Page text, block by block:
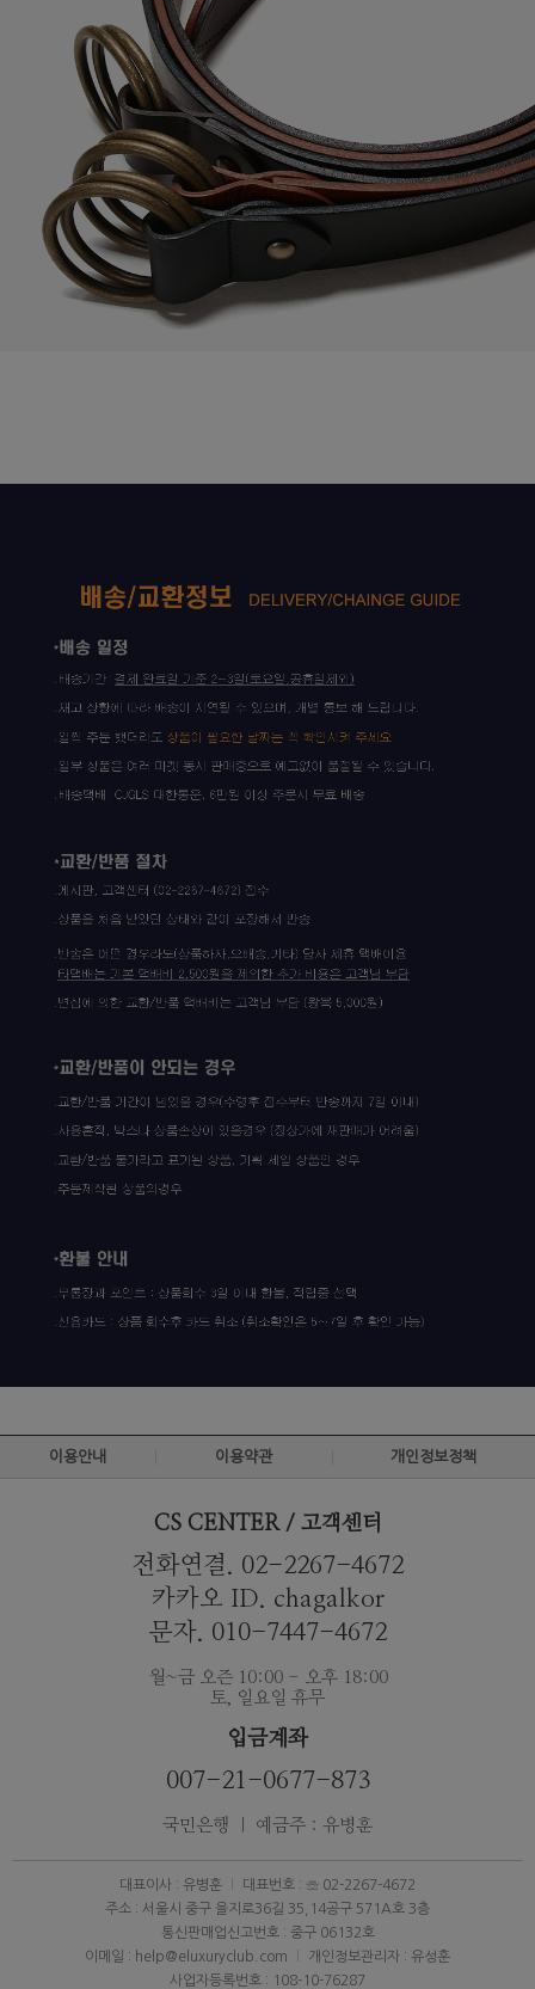
이용안내 이용약관 개인정보정책
CS CENTER / 고객센터
전화연결. 02-2267-4672
카카오 ID. chagalkor
문자. 010-7447-4672
월~금 오즌 10:00 - 오후 18:00
토, 일요일 휴무
입금계좌
007-21-0677-873
국민은행 ｜ 예금주 : 유병훈
대표이사 : 유병훈
대표번호 : ☏ 02-2267-4672
주소 : 서울시 중구 을지로36길 35,14공구 571A호 3층
통신판매업신고번호 : 중구 06132호
이메일 : help@eluxuryclub.com
개인정보관리자 : 유성훈
사업자등록번호 : 108-10-76287